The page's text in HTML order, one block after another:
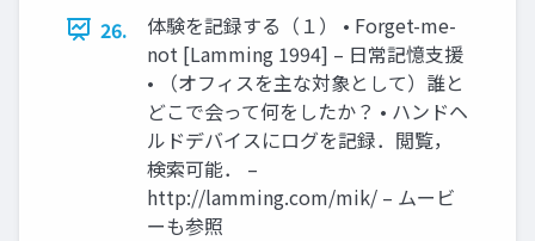
26.
体験を記録する（１） • Forget-me-
not [Lamming 1994] – 日常記憶支援
• （オフィスを主な対象として）誰と
どこで会って何をしたか？ • ハンドヘ
ルドデバイスにログを記録．閲覧，
検索可能． –
http://lamming.com/mik/ – ムービ
ーも参照